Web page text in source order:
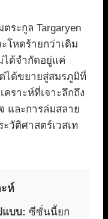
ระกูล Targaryen
โหดร้ายกว่าเดิม
ได้จำกัดอยู่แค่
ได้ขยายสู่สมรภูมิที่
ราะห์ที่เจาะลึกถึง
และการล่มสลาย
วัติศาสตร์เวสเท
ห์
แบบ: ซีซั่นนี้ยก